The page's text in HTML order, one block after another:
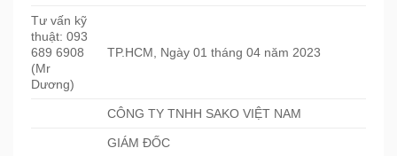
Tư vấn kỹ
thuật: 093
689 6908
(Mr
Dương)
TP.HCM, Ngày 01 tháng 04 năm 2023
CÔNG TY TNHH SAKO VIỆT NAM
GIÁM ĐỐC